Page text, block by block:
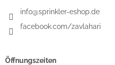
info@sprinkler-eshop.de
facebook.com/zavlahari
Öffnungszeiten